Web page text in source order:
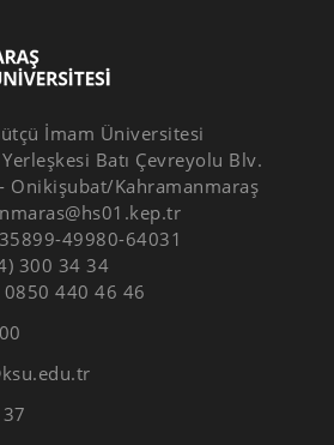
İmam Üniversitesi
Batı Çevreyolu Blv.
Onikişubat/Kahramanmaraş
49980-64031
300 34 34
0850 440 46 46